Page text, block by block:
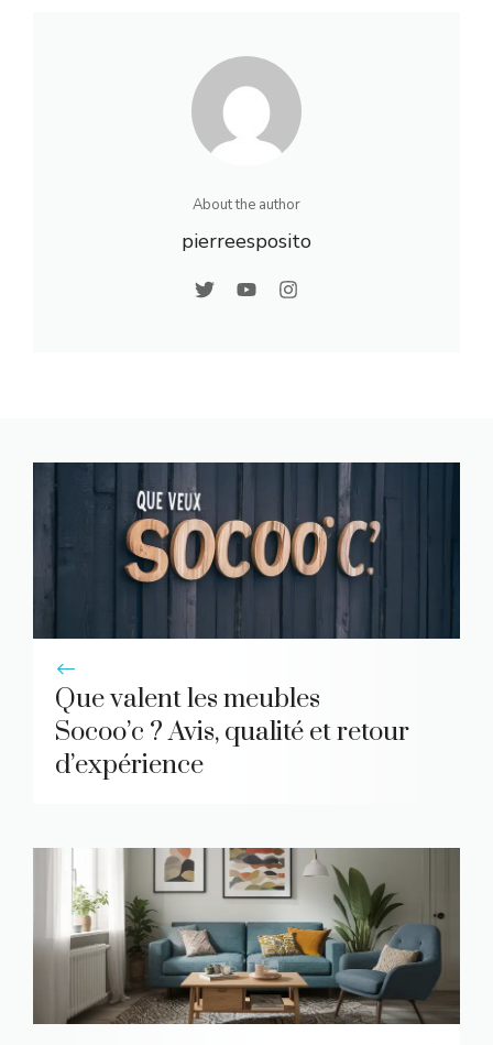
Conseils
About the author
pierreesposito
Que valent les meubles
Socoo’c ? Avis, qualité et retour
d’expérience